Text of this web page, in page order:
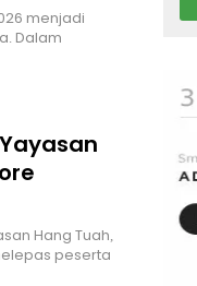
menjadi
Dalam
Hang Tuah,
peserta